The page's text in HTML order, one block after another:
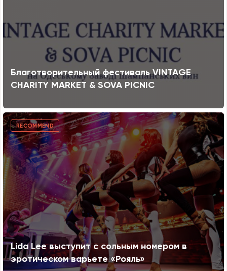
Благотворительный фестиваль VINTAGE
CHARITY MARKET & SOVA PICNIC
RECOMMEND
Lida Lee выступит с сольным номером в
эротическом варьете «Рояль»